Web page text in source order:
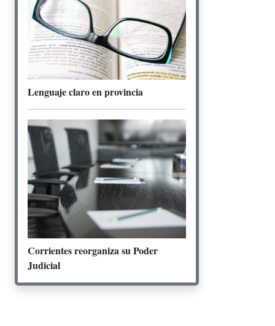
Lenguaje claro en provincia
Corrientes reorganiza su Poder
Judicial